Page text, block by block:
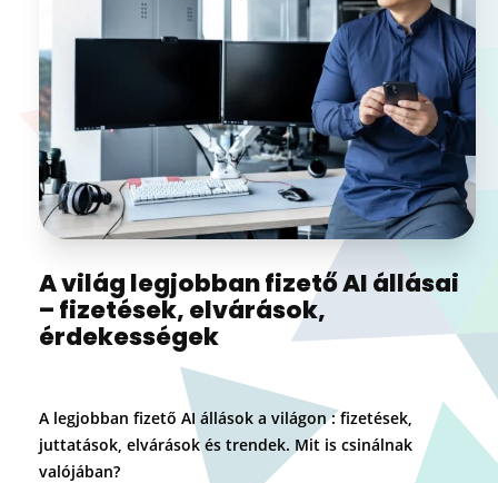
A világ legjobban fizető AI állásai
– fizetések, elvárások,
érdekességek
A legjobban fizető AI állások a világon : fizetések,
juttatások, elvárások és trendek. Mit is csinálnak
valójában?